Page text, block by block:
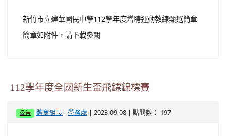
新竹市立建華國民中學112學年度增聘運動教練甄選簡章
簡章如附件，請下載參閱
112學年度全國新生盃飛鏢錦標賽
公告 體育組長 -學務處 | 2023-09-08 | 點閱數： 197